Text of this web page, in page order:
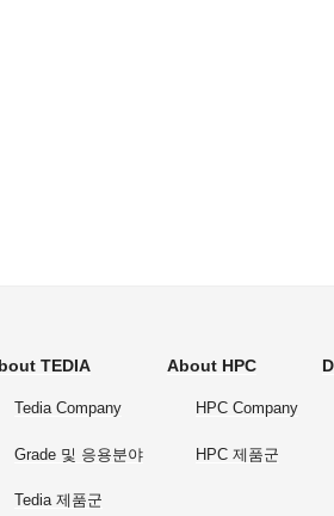
TEDIA
Tedia Company
Grade 및 응용분야
Tedia 제품군
About HPC
HPC Company
HPC 제품군